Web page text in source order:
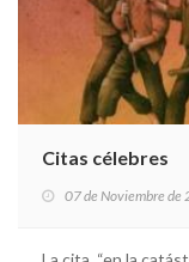
Citas célebres
07 de Noviembre de